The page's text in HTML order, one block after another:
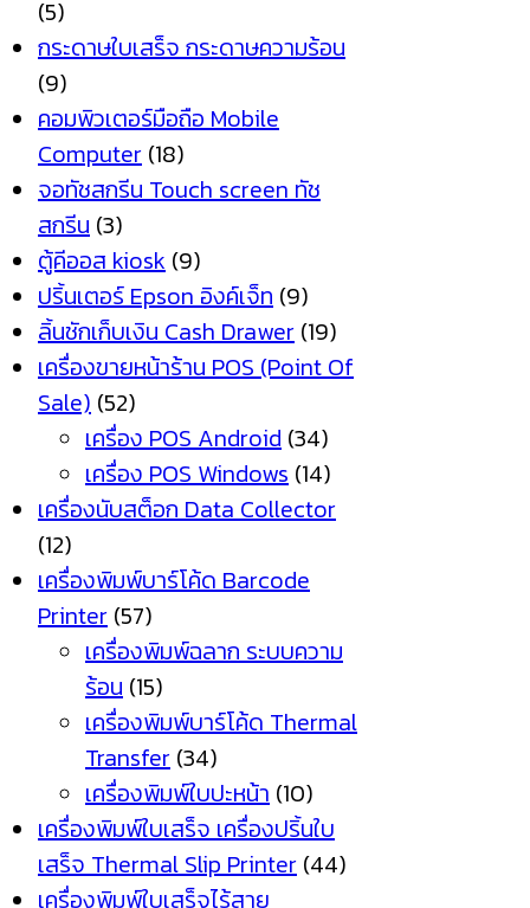
(5)
กระดาษใบเสร็จ กระดาษความร้อน
(9)
คอมพิวเตอร์มือถือ Mobile
Computer (18)
จอทัชสกรีน Touch screen ทัช
สกรีน (3)
ตู้คีออส kiosk (9)
ปริ้นเตอร์ Epson อิงค์เจ็ท (9)
ลิ้นชักเก็บเงิน Cash Drawer (19)
เครื่องขายหน้าร้าน POS (Point Of
Sale) (52)
เครื่อง POS Android (34)
เครื่อง POS Windows (14)
เครื่องนับสต็อก Data Collector
(12)
เครื่องพิมพ์บาร์โค้ด Barcode
Printer (57)
เครื่องพิมพ์ฉลาก ระบบความ
ร้อน (15)
เครื่องพิมพ์บาร์โค้ด Thermal
Transfer (34)
เครื่องพิมพ์ใบปะหน้า (10)
เครื่องพิมพ์ใบเสร็จ เครื่องปริ้นใบ
เสร็จ Thermal Slip Printer (44)
เครื่องพิมพ์ใบเสร็จไร้สาย